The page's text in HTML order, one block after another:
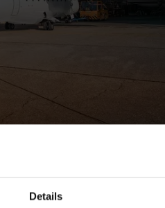
Details